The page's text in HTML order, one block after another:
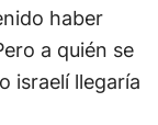
haber
a quién se
israelí llegaría